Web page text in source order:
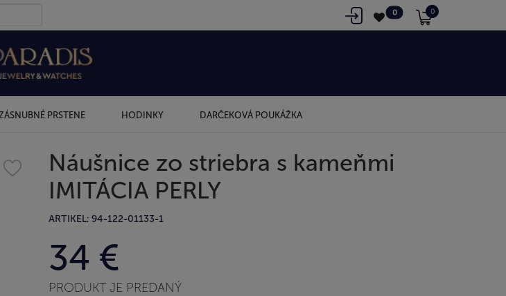
0 0
PRSTENE HODINKY DARČEKOVÁ POUKÁŽKA
Náušnice zo striebra s kameňmi
IMITÁCIA PERLY
ARTIKEL: 94-122-01133-1
34 €
PRODUKT JE PREDANÝ